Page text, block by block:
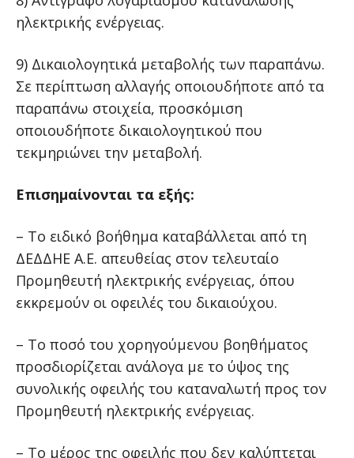
ηλεκτρικής ενέργειας.
9) Δικαιολογητικά μεταβολής των παραπάνω.
Σε περίπτωση αλλαγής οποιουδήποτε από τα
παραπάνω στοιχεία, προσκόμιση
οποιουδήποτε δικαιολογητικού που
τεκμηριώνει την μεταβολή.
Επισημαίνονται τα εξής:
– Το ειδικό βοήθημα καταβάλλεται από τη
ΔΕΔΔΗΕ Α.Ε. απευθείας στον τελευταίο
Προμηθευτή ηλεκτρικής ενέργειας, όπου
εκκρεμούν οι οφειλές του δικαιούχου.
– Το ποσό του χορηγούμενου βοηθήματος
προσδιορίζεται ανάλογα με το ύψος της
συνολικής οφειλής του καταναλωτή προς τον
Προμηθευτή ηλεκτρικής ενέργειας.
– Το μέρος της οφειλής που δεν καλύπτεται